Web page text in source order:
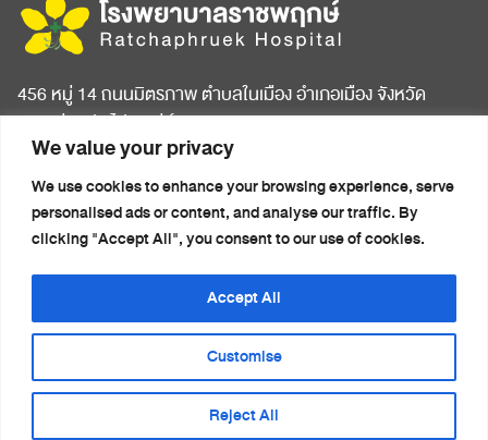
We value your privacy
We use cookies to enhance your browsing experience, serve
personalised ads or content, and analyse our traffic. By
clicking "Accept All", you consent to our use of cookies.
Customise
Reject All
Accept All
456 หมู่ 14 ถนนมิตรภาพ ตำบลในเมือง อำเภอเมือง จังหวัด
ขอนแก่น รหัสไปรษณีย์ 40000
หน้าแรก
เกี่ยวกับโรงพยาบาล
ห้องพักผู้ป่วย
รายชื่อแพทย์
บทความสุขภาพ
ข่าวประชาสัมพันธ์
ติดต่อเรา
(Privacy Notice)